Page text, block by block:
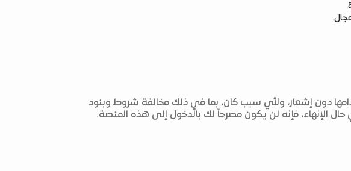
دون إشعار، ولأي سبب كان، بما في ذلك مخالفة شروط وبنود
الإنهاء، فإنه لن يكون مصرحاً لك بالدخول إلى هذه المنصة.